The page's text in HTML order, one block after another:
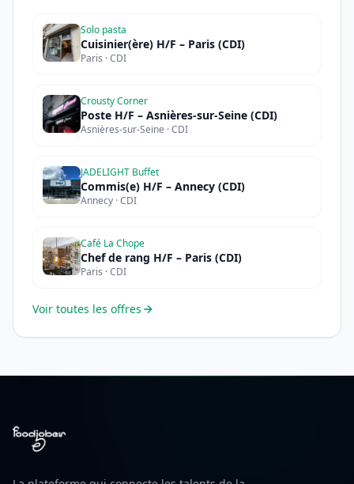
Solo pasta
Cuisinier(ère) H/F – Paris (CDI)
Paris · CDI
Crousty Corner
Poste H/F – Asnières-sur-Seine (CDI)
Asnières-sur-Seine · CDI
JADELIGHT Buffet
Commis(e) H/F – Annecy (CDI)
Annecy · CDI
Café La Chope
Chef de rang H/F – Paris (CDI)
Paris · CDI
Voir toutes les offres